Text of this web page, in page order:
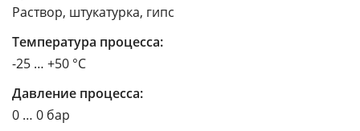
Раствор, штукатурка, гипс
Температура процесса:
-25 … +50 °C
Давление процесса:
0 … 0 бар